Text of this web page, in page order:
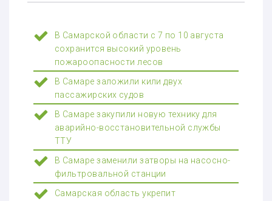
В Самарской области с 7 по 10 августа
сохранится высокий уровень
пожароопасности лесов
В Самаре заложили кили двух
пассажирских судов
В Самаре закупили новую технику для
аварийно-восстановительной службы
ТТУ
В Самаре заменили затворы на насосно-
фильтровальной станции
Самарская область укрепит